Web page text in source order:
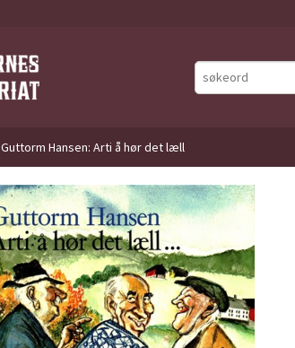
Guttorm Hansen: Arti å hør det læll